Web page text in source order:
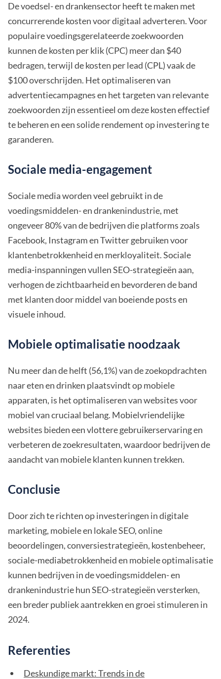
De voedsel- en drankensector heeft te maken met
concurrerende kosten voor digitaal adverteren. Voor
populaire voedingsgerelateerde zoekwoorden
kunnen de kosten per klik (CPC) meer dan $40
bedragen, terwijl de kosten per lead (CPL) vaak de
$100 overschrijden. Het optimaliseren van
advertentiecampagnes en het targeten van relevante
zoekwoorden zijn essentieel om deze kosten effectief
te beheren en een solide rendement op investering te
garanderen.
Sociale media-engagement
Sociale media worden veel gebruikt in de
voedingsmiddelen- en drankenindustrie, met
ongeveer 80% van de bedrijven die platforms zoals
Facebook, Instagram en Twitter gebruiken voor
klantenbetrokkenheid en merkloyaliteit. Sociale
media-inspanningen vullen SEO-strategieën aan,
verhogen de zichtbaarheid en bevorderen de band
met klanten door middel van boeiende posts en
visuele inhoud.
Mobiele optimalisatie noodzaak
Nu meer dan de helft (56,1%) van de zoekopdrachten
naar eten en drinken plaatsvindt op mobiele
apparaten, is het optimaliseren van websites voor
mobiel van cruciaal belang. Mobielvriendelijke
websites bieden een vlottere gebruikerservaring en
verbeteren de zoekresultaten, waardoor bedrijven de
aandacht van mobiele klanten kunnen trekken.
Conclusie
Door zich te richten op investeringen in digitale
marketing, mobiele en lokale SEO, online
beoordelingen, conversiestrategieën, kostenbeheer,
sociale-mediabetrokkenheid en mobiele optimalisatie
kunnen bedrijven in de voedingsmiddelen- en
drankenindustrie hun SEO-strategieën versterken,
een breder publiek aantrekken en groei stimuleren in
2024.
Referenties
Deskundige markt: Trends in de